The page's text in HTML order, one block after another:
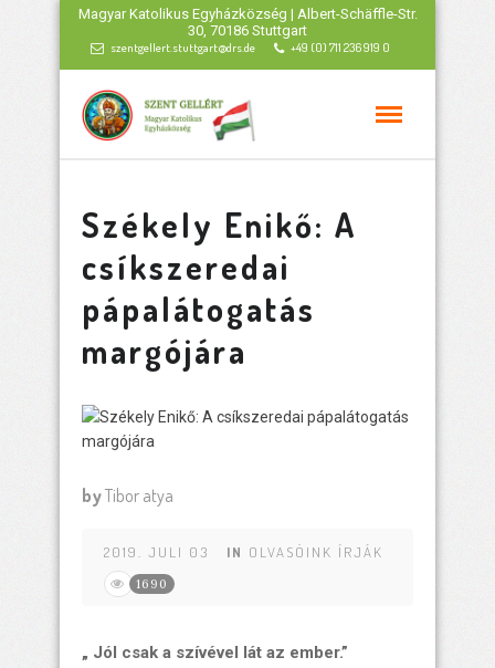
Magyar Katolikus Egyházközség | Albert-Schäffle-Str.
30, 70186 Stuttgart
szentgellert.stuttgart@drs.de +49 (0) 711 236 919 0
Székely Enikő: A
csíkszeredai
pápalátogatás
margójára
byTibor atya
2019. JULI 03 IN OLVASÓINK ÍRJÁK
1690
„ Jól csak a szívével lát az ember.”